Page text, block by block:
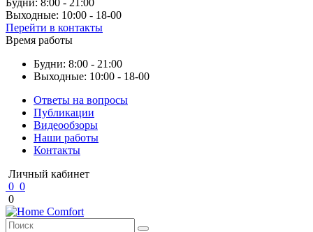
Будни: 8:00 - 21:00
Выходные: 10:00 - 18-00
Перейти в контакты
Время работы
Будни: 8:00 - 21:00
Выходные: 10:00 - 18-00
Ответы на вопросы
Публикации
Видеообзоры
Наши работы
Контакты
Личный кабинет
0 0
0